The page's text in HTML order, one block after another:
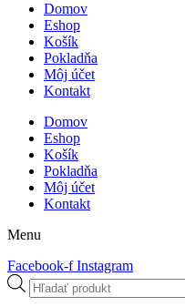
Domov
Eshop
Košík
Pokladňa
Môj účet
Kontakt
Domov
Eshop
Košík
Pokladňa
Môj účet
Kontakt
Menu
Facebook-f Instagram
Products
search